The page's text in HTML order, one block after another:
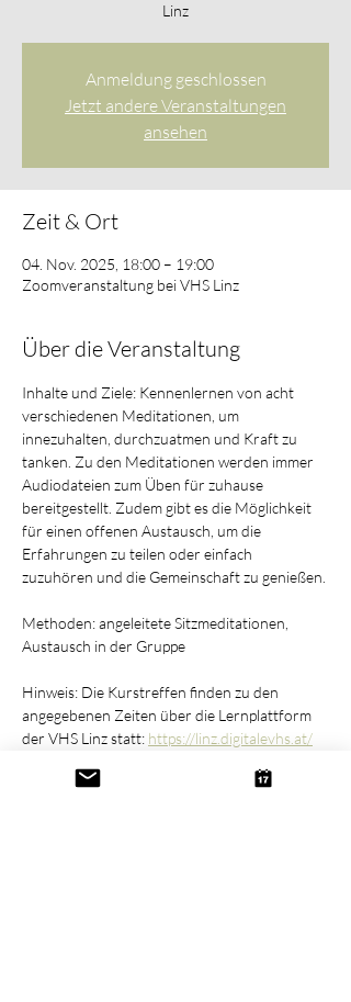
Linz
Anmeldung geschlossen
Jetzt andere Veranstaltungen
ansehen
Zeit & Ort
04. Nov. 2025, 18:00 – 19:00
Zoomveranstaltung bei VHS Linz
Über die Veranstaltung
Inhalte und Ziele: Kennenlernen von acht
verschiedenen Meditationen, um
innezuhalten, durchzuatmen und Kraft zu
tanken. Zu den Meditationen werden immer
Audiodateien zum Üben für zuhause
bereitgestellt. Zudem gibt es die Möglichkeit
für einen offenen Austausch, um die
Erfahrungen zu teilen oder einfach
zuzuhören und die Gemeinschaft zu genießen.
Methoden: angeleitete Sitzmeditationen,
Austausch in der Gruppe
Hinweis: Die Kurstreffen finden zu den
angegebenen Zeiten über die Lernplattform
der VHS Linz statt: https://linz.digitalevhs.at/
Die Zugangsdaten zur Lernplattform erhalten